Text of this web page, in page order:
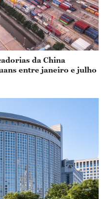
da China
entre janeiro e julho